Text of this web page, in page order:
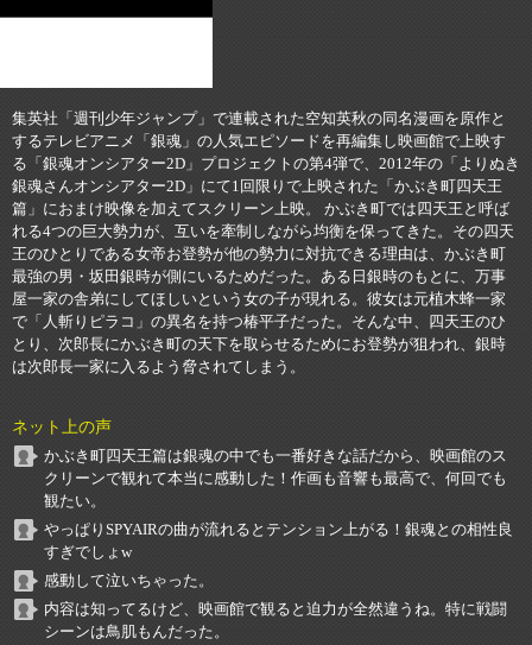
集英社「週刊少年ジャンプ」で連載された空知英秋の同名漫画を原作と
するテレビアニメ「銀魂」の人気エピソードを再編集し映画館で上映す
る「銀魂オンシアター2D」プロジェクトの第4弾で、2012年の「よりぬき
銀魂さんオンシアター2D」にて1回限りで上映された「かぶき町四天王
篇」におまけ映像を加えてスクリーン上映。 かぶき町では四天王と呼ば
れる4つの巨大勢力が、互いを牽制しながら均衡を保ってきた。その四天
王のひとりである女帝お登勢が他の勢力に対抗できる理由は、かぶき町
最強の男・坂田銀時が側にいるためだった。ある日銀時のもとに、万事
屋一家の舎弟にしてほしいという女の子が現れる。彼女は元植木蜂一家
で「人斬りピラコ」の異名を持つ椿平子だった。そんな中、四天王のひ
とり、次郎長にかぶき町の天下を取らせるためにお登勢が狙われ、銀時
は次郎長一家に入るよう脅されてしまう。
ネット上の声
かぶき町四天王篇は銀魂の中でも一番好きな話だから、映画館のス
クリーンで観れて本当に感動した！作画も音響も最高で、何回でも
観たい。
やっぱりSPYAIRの曲が流れるとテンション上がる！銀魂との相性良
すぎでしょw
感動して泣いちゃった。
内容は知ってるけど、映画館で観ると迫力が全然違うね。特に戦闘
シーンは鳥肌もんだった。